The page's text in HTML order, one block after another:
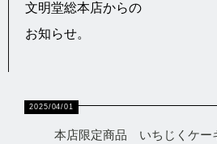
文明堂総本店からの
お知らせ。
2025/04/01
本店限定商品 いちじくケー